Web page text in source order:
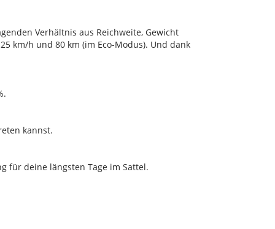
Verhältnis aus Reichweite, Gewicht
km/h und 80 km (im Eco-Modus). Und dank
kannst.
für deine längsten Tage im Sattel.